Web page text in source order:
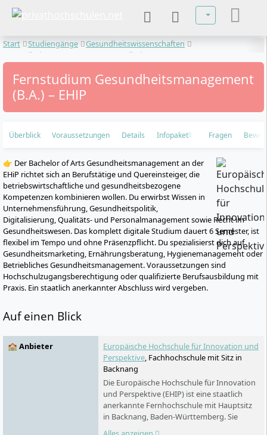
Sprache
Start Studiengänge
Gesundheitswissenschaften
Gesundheitsmanagement
Gesundheitsmanagement
Fernstudium Gesundheitsmanagement
(B.A.) – EHIP
Überblick Voraussetzungen Details Infopaket Fragen
👉 Der Bachelor of Arts Gesundheitsmanagement an der
EHiP richtet sich an Berufstätige und Quereinsteiger, die
betriebswirtschaftliche und gesundheitsbezogene
Kompetenzen kombinieren wollen. Du erwirbst Wissen in
Unternehmensführung, Gesundheitspolitik,
Digitalisierung, Qualitäts- und Personalmanagement sowie Recht im
Gesundheitswesen. Das komplett digitale Studium dauert 6 Semester, ist
flexibel im Tempo und ohne Präsenzpflicht. Du spezialisierst dich auf
Gesundheitsmarketing, Ernährungsberatung, Hygienemanagement oder
Betriebliches Gesundheitsmanagement. Voraussetzungen sind
Hochschulzugangsberechtigung oder qualifizierte Berufsausbildung mit
Praxis. Ein staatlich anerkannter Abschluss wird vergeben.
Auf einen Blick
🏫 Anbieter
Europäische Hochschule für Innovation und
Perspektive, Fachhochschule mit Sitz in
Backnang
Die Europäische Hochschule für Innovation
und Perspektive (EHIP) ist eine staatlich
anerkannte Fernhochschule mit Hauptsitz
in Backnang, Baden-Württemberg. Sie
bietet Bachelor-Studiengänge in den